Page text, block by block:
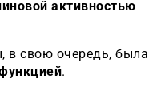
активностью
в свою очередь, была
.